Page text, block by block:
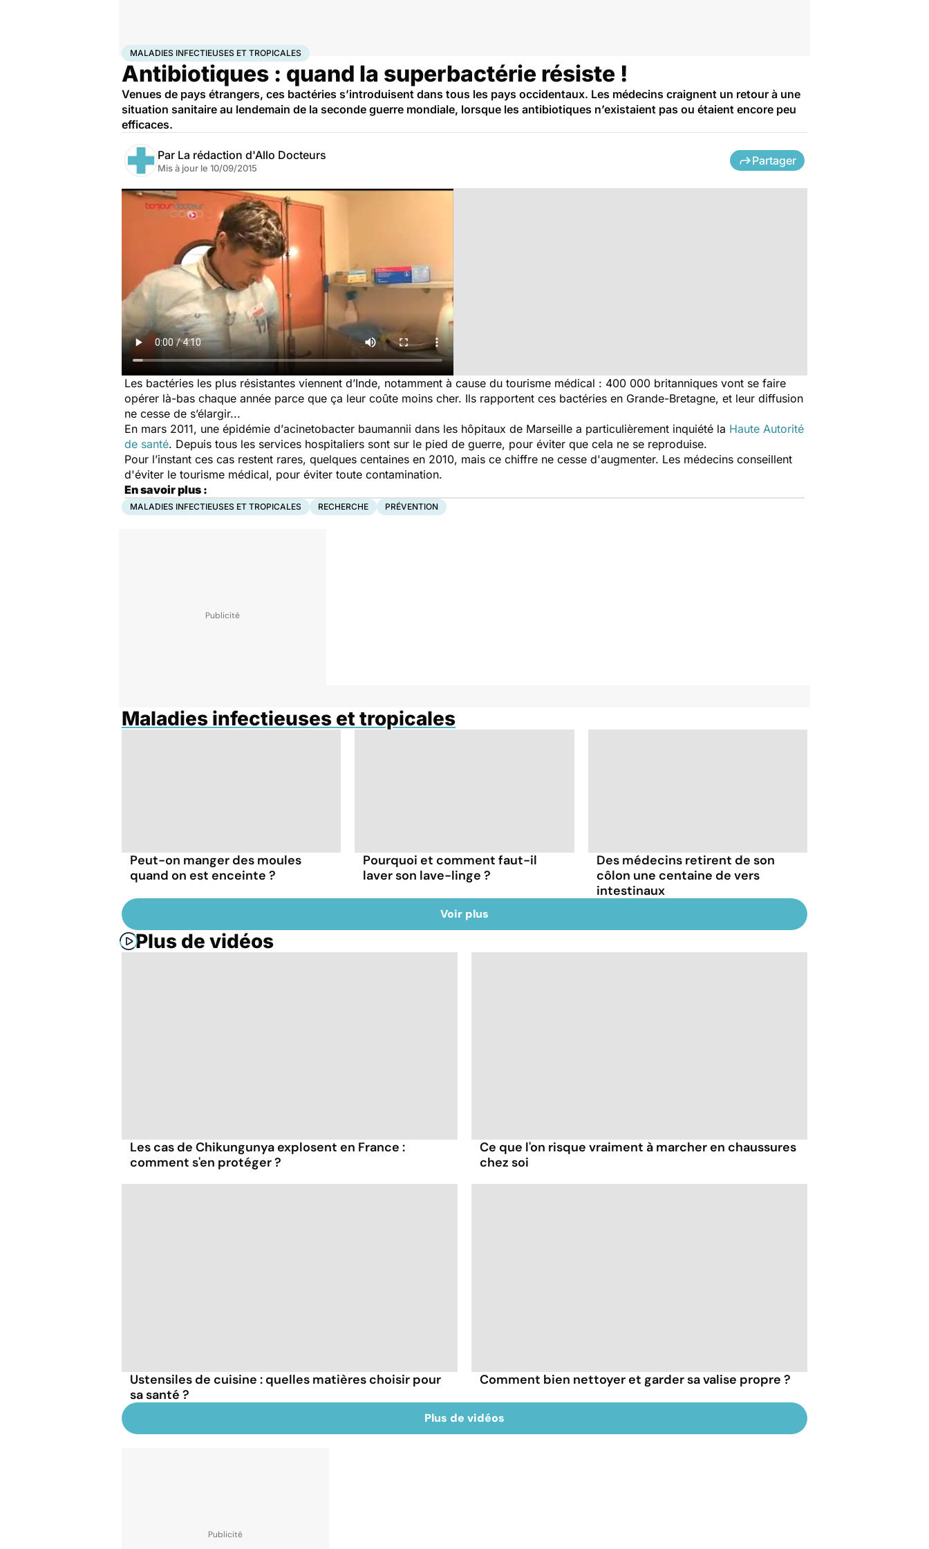
AccueilSanté MaladiesMaladies infectieusesMaladies infectieuses et tropicales
MALADIES INFECTIEUSES ET TROPICALES
Antibiotiques : quand la superbactérie résiste !
Venues de pays étrangers, ces bactéries s’introduisent dans tous les pays occidentaux. Les médecins craignent un retour à une
situation sanitaire au lendemain de la seconde guerre mondiale, lorsque les antibiotiques n’existaient pas ou étaient encore peu
efficaces.
Par La rédaction d'Allo Docteurs
Mis à jour le 10/09/2015
Partager
Les bactéries les plus résistantes viennent d’Inde, notamment à cause du tourisme médical : 400 000 britanniques vont se faire
opérer là-bas chaque année parce que ça leur coûte moins cher. Ils rapportent ces bactéries en Grande-Bretagne, et leur diffusion
ne cesse de s’élargir...
En mars 2011, une épidémie d’acinetobacter baumannii dans les hôpitaux de Marseille a particulièrement inquiété la Haute Autorité
de santé. Depuis tous les services hospitaliers sont sur le pied de guerre, pour éviter que cela ne se reproduise.
Pour l’instant ces cas restent rares, quelques centaines en 2010, mais ce chiffre ne cesse d'augmenter. Les médecins conseillent
d'éviter le tourisme médical, pour éviter toute contamination.
En savoir plus :
MALADIES INFECTIEUSES ET TROPICALES RECHERCHE PRÉVENTION
Maladies infectieuses et tropicales
Peut-on manger des moules
quand on est enceinte ?
Pourquoi et comment faut-il
laver son lave-linge ?
Des médecins retirent de son
côlon une centaine de vers
intestinaux
Voir plus
Plus de vidéos
Les cas de Chikungunya explosent en France :
comment s'en protéger ?
Ce que l'on risque vraiment à marcher en chaussures
chez soi
Ustensiles de cuisine : quelles matières choisir pour
sa santé ?
Comment bien nettoyer et garder sa valise propre ?
Plus de vidéos